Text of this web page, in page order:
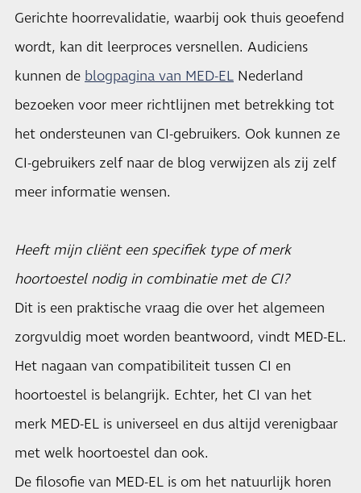
Gerichte hoorrevalidatie, waarbij ook thuis geoefend
wordt, kan dit leerproces versnellen. Audiciens
kunnen de blogpagina van MED-EL Nederland
bezoeken voor meer richtlijnen met betrekking tot
het ondersteunen van CI-gebruikers. Ook kunnen ze
CI-gebruikers zelf naar de blog verwijzen als zij zelf
meer informatie wensen.
Heeft mijn cliënt een specifiek type of merk
hoortoestel nodig in combinatie met de CI?
Dit is een praktische vraag die over het algemeen
zorgvuldig moet worden beantwoord, vindt MED-EL.
Het nagaan van compatibiliteit tussen CI en
hoortoestel is belangrijk. Echter, het CI van het
merk MED-EL is universeel en dus altijd verenigbaar
met welk hoortoestel dan ook.
De filosofie van MED-EL is om het natuurlijk horen